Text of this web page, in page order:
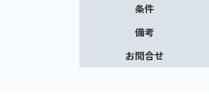
条件
備考
お問合せ